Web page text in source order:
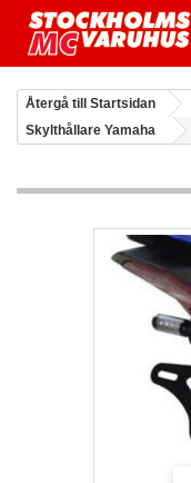
Återgå till Startsidan
Skylthållare Yamaha